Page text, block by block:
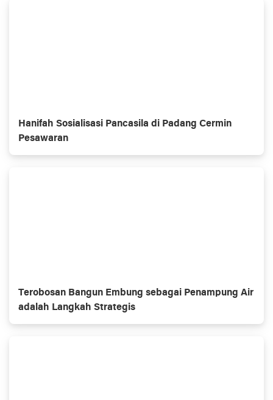
Hanifah Sosialisasi Pancasila di Padang Cermin
Pesawaran
Terobosan Bangun Embung sebagai Penampung Air
adalah Langkah Strategis